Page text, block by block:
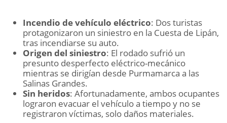
Incendio de vehículo eléctrico: Dos turistas
protagonizaron un siniestro en la Cuesta de Lipán,
tras incendiarse su auto.
Origen del siniestro: El rodado sufrió un
presunto desperfecto eléctrico-mecánico
mientras se dirigían desde Purmamarca a las
Salinas Grandes.
Sin heridos: Afortunadamente, ambos ocupantes
lograron evacuar el vehículo a tiempo y no se
registraron víctimas, solo daños materiales.